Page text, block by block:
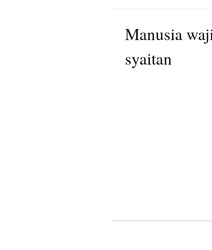
Manusia
syaitan